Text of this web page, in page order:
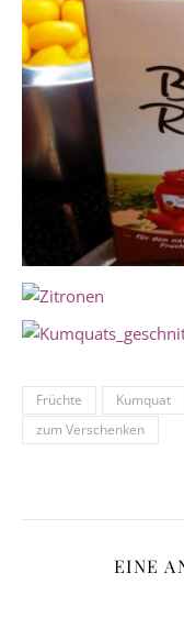
Früchte Kumquat
zum Verschenken
EINE